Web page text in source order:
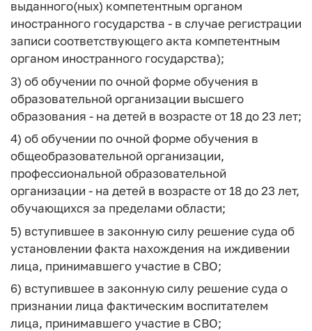
выданного(ных) компетентным органом
иностранного государства - в случае регистрации
записи соответствующего акта компетентным
органом иностранного государства);
3) об обучении по очной форме обучения в
образовательной организации высшего
образования - на детей в возрасте от 18 до 23 лет;
4) об обучении по очной форме обучения в
общеобразовательной организации,
профессиональной образовательной
организации - на детей в возрасте от 18 до 23 лет,
обучающихся за пределами области;
5) вступившее в законную силу решение суда об
установлении факта нахождения на иждивении
лица, принимавшего участие в СВО;
6) вступившее в законную силу решение суда о
признании лица фактическим воспитателем
лица, принимавшего участие в СВО;